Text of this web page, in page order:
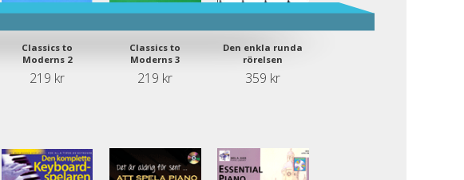
Classics to
Moderns 2
219 kr
Classics to
Moderns 3
219 kr
Den enkla runda
rörelsen
359 kr